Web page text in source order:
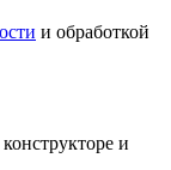
и обработкой
и